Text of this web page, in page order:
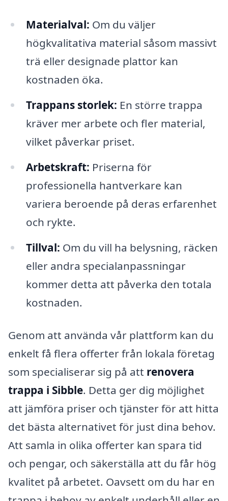
Materialval: Om du väljer
högkvalitativa material såsom massivt
trä eller designade plattor kan
kostnaden öka.
Trappans storlek: En större trappa
kräver mer arbete och fler material,
vilket påverkar priset.
Arbetskraft: Priserna för
professionella hantverkare kan
variera beroende på deras erfarenhet
och rykte.
Tillval: Om du vill ha belysning, räcken
eller andra specialanpassningar
kommer detta att påverka den totala
kostnaden.
Genom att använda vår plattform kan du
enkelt få flera offerter från lokala företag
som specialiserar sig på att renovera
trappa i Sibble. Detta ger dig möjlighet
att jämföra priser och tjänster för att hitta
det bästa alternativet för just dina behov.
Att samla in olika offerter kan spara tid
och pengar, och säkerställa att du får hög
kvalitet på arbetet. Oavsett om du har en